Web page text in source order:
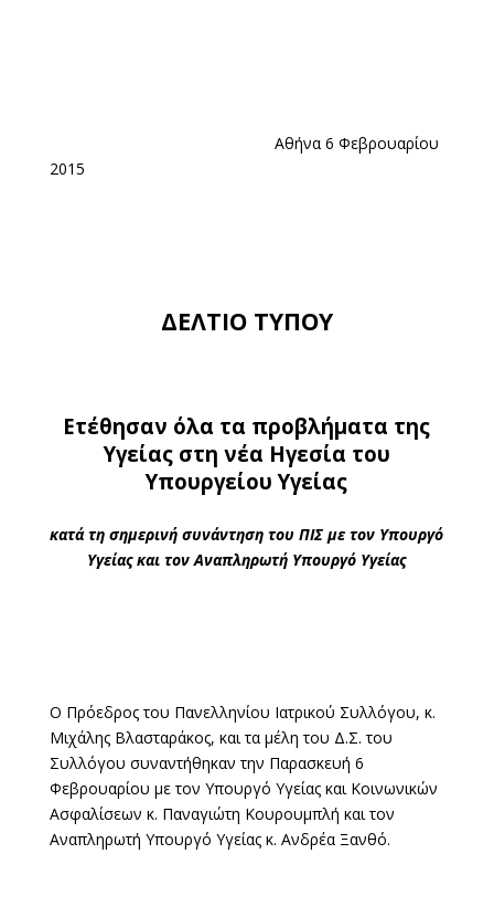
Αθήνα 6 Φεβρουαρίου
2015
ΔΕΛΤΙΟ ΤΥΠΟΥ
Ετέθησαν όλα τα προβλήματα της
Υγείας στη νέα Ηγεσία του
Υπουργείου Υγείας
κατά τη σημερινή συνάντηση του ΠΙΣ με τον Υπουργό
Υγείας και τον Αναπληρωτή Υπουργό Υγείας
Ο Πρόεδρος του Πανελληνίου Ιατρικού Συλλόγου, κ.
Μιχάλης Βλασταράκος, και τα μέλη του Δ.Σ. του
Συλλόγου συναντήθηκαν την Παρασκευή 6
Φεβρουαρίου με τον Υπουργό Υγείας και Κοινωνικών
Ασφαλίσεων κ. Παναγιώτη Κουρουμπλή και τον
Αναπληρωτή Υπουργό Υγείας κ. Ανδρέα Ξανθό.